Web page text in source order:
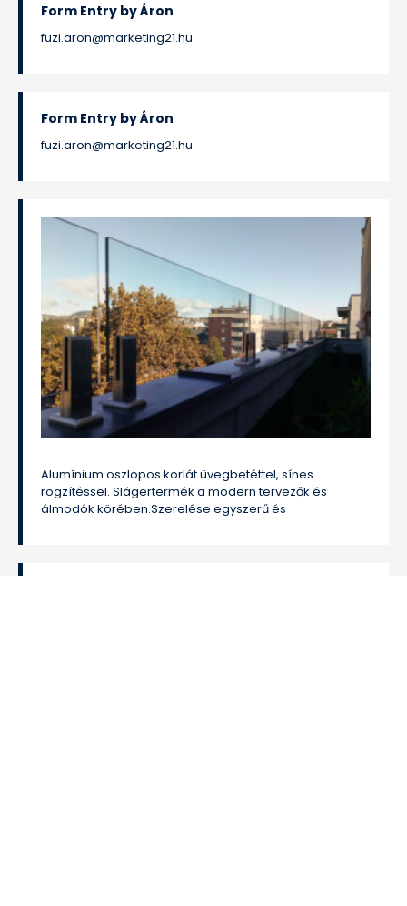
Form Entry by Áron
fuzi.aron@marketing21.hu
Form Entry by Áron
fuzi.aron@marketing21.hu
Alumínium oszlopos korlát üvegbetéttel, sínes
rögzítéssel. Slágertermék a modern tervezők és
álmodók körében.Szerelése egyszerű és